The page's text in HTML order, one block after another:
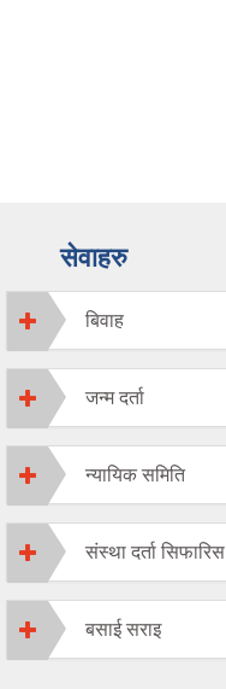
सेवाहरु
बिवाह
जन्म दर्ता
न्यायिक समिति
संस्था दर्ता सिफारिस
बसाई सराइ